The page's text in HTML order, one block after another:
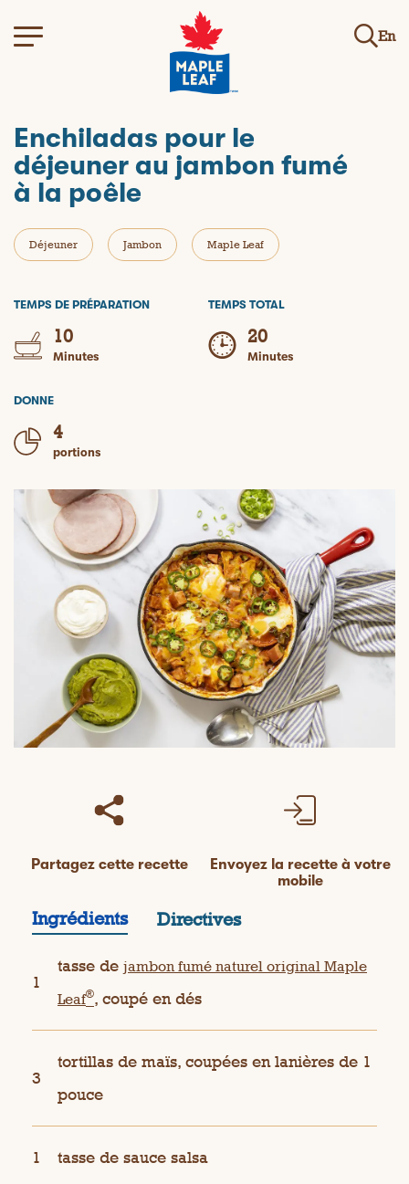
En
Enchiladas pour le
déjeuner au jambon fumé
à la poêle
Déjeuner Jambon Maple Leaf
TEMPS DE PRÉPARATION
10
Minutes
TEMPS TOTAL
20
Minutes
DONNE
4
portions
Partagez cette recette
Envoyez la recette à votre
mobile
Ingrédients Directives
1
tasse de jambon fumé naturel original Maple
Leaf®, coupé en dés
3
tortillas de maïs, coupées en lanières de 1
pouce
1 tasse de sauce salsa